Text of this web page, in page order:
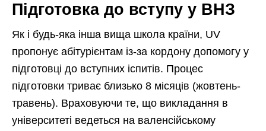
Підготовка до вступу у ВНЗ
Як і будь-яка інша вища школа країни, UV
пропонує абітурієнтам із-за кордону допомогу у
підготовці до вступних іспитів. Процес
підготовки триває близько 8 місяців (жовтень-
травень). Враховуючи те, що викладання в
університеті ведеться на валенсійському